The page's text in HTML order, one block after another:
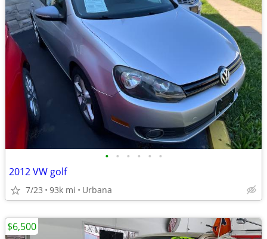
• • • • • •
2012 VW golf
7/23 93k mi Urbana
$6,500